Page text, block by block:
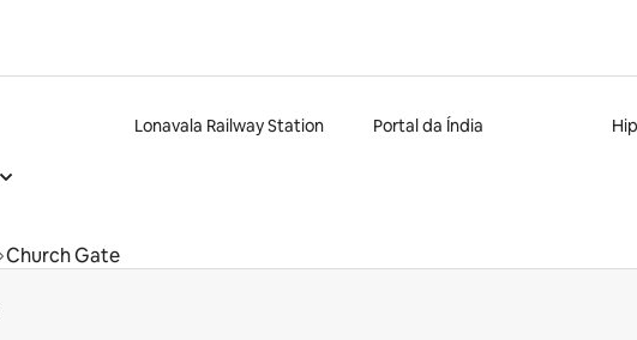
Lonavala Railway Station Portal da Índia
Church Gate